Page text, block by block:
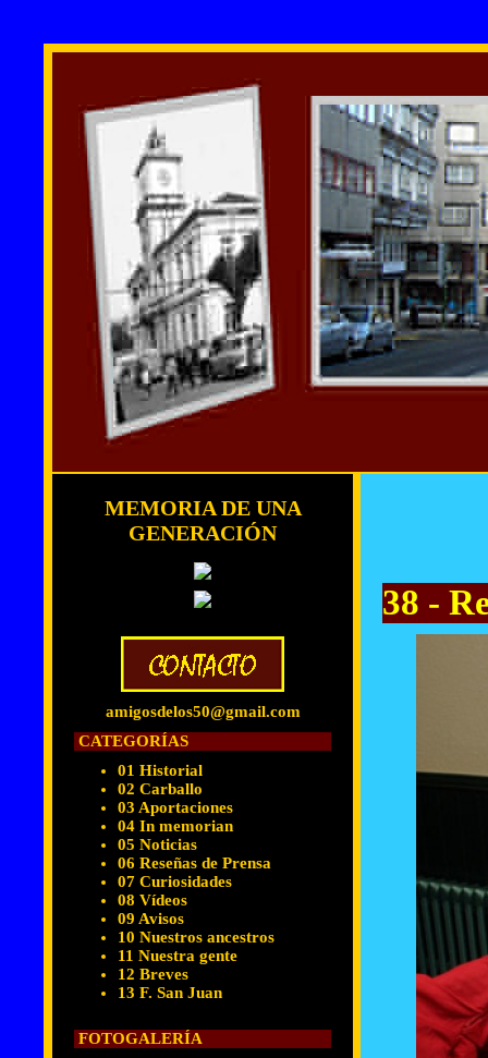
MEMORIA DE UNA
GENERACIÓN
amigosdelos50@gmail.com
CATEGORÍAS
01 Historial
02 Carballo
03 Aportaciones
04 In memorian
05 Noticias
06 Reseñas de Prensa
07 Curiosidades
08 Vídeos
09 Avisos
10 Nuestros ancestros
11 Nuestra gente
12 Breves
13 F. San Juan
FOTOGALERÍA
38 -